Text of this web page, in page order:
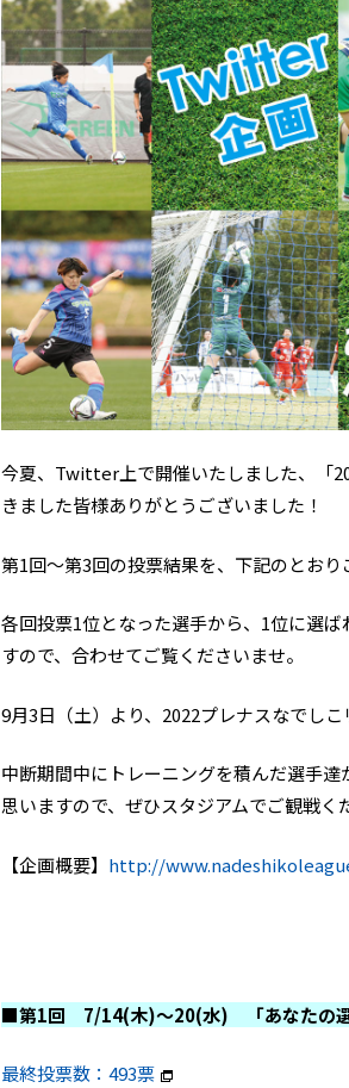
今夏、Twitter上で開催いたしました、「
きました皆様ありがとうございました！
第1回～第3回の投票結果を、下記のとおり
各回投票1位となった選手から、1位に選
すので、合わせてご覧くださいませ。
9月3日（土）より、2022プレナスなでしこ
中断期間中にトレーニングを積んだ選手
思いますので、ぜひスタジアムでご観戦く
【企画概要】 http://
■第1回 7/14(木)～20(水) 「あなたの選
最終投票数：493票